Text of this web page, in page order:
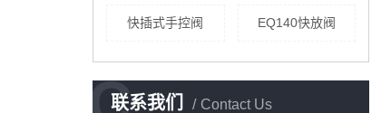
快插式手控阀 EQ140快放阀
联系我们 Contact Us